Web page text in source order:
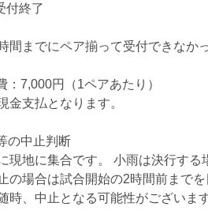
付終了
間までにペア揃って受付できなか
：7,000円（1ペアあたり）
金支払となります。
の中止判断
現地に集合です。 小雨は決行する
の場合は試合開始の2時間前まで
時、中止となる可能性がございます